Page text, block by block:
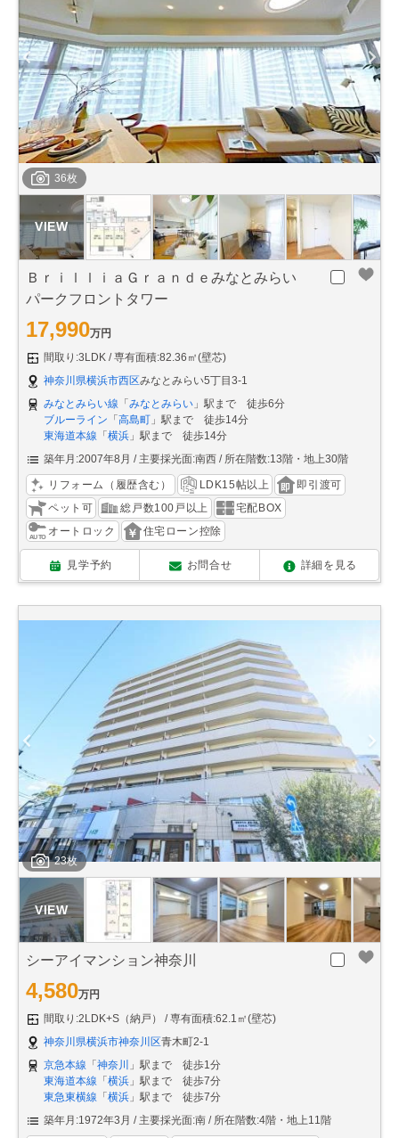
36枚
ＢｒｉｌｌｉａＧｒａｎｄｅみなとみらい
パークフロントタワー
17,990万円
間取り:3LDK
専有面積:82.36㎡(壁芯)
神奈川県横浜市西区みなとみらい5丁目3-1
みなとみらい線 「みなとみらい 」駅まで 徒歩6分
ブルーライン 「高島町 」駅まで 徒歩14分
東海道本線 「横浜 」駅まで 徒歩14分
築年月:2007年8月
主要採光面:南西 所在階数:13階・地上30階
リフォーム（履歴含む） LDK15帖以上
即引渡可
ペット可
総戸数100戸以上
宅配BOX
オートロック
住宅ローン控除
見学予約 お問合せ 詳細を見る
23枚
シーアイマンション神奈川
4,580万円
間取り:2LDK+S（納戸）
専有面積:62.1㎡(壁芯)
神奈川県横浜市神奈川区青木町2-1
京急本線 「 神奈川
」駅まで 徒歩1分
東海道本線 「 横浜 」駅まで 徒歩7分
東急東横線 「 横浜 」駅まで 徒歩7分
築年月:1972年3月
主要採光面:南 所在階数:4階・地上11階